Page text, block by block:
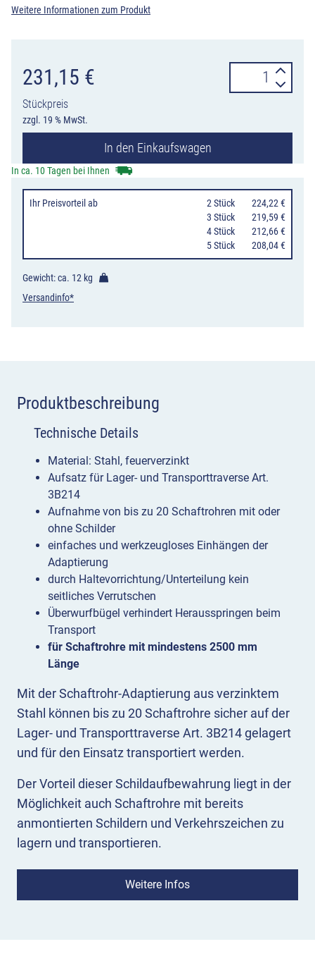
Weitere Informationen zum Produkt
231,15 €
Stückpreis
zzgl. 19 % MwSt.
Schaftrohr-
Adaptierung
bis
Schaftrohre,
Aufsatz
für
In den Einkaufswagen
In ca. 10 Tagen bei Ihnen
Ihr Preisvorteil ab 2 Stück
224,22 €
3 Stück
219,59 €
4 Stück
212,66 €
5 Stück 208,04 €
Gewicht: ca. 12 kg
Versandinfo*
Produktbeschreibung
Mit der Schaftrohr-Adaptierung aus verzinktem
Stahl können bis zu 20 Schaftrohre sicher auf der
Lager- und Transporttraverse Art. 3B214 gelagert
und für den Einsatz transportiert werden.
Der Vorteil dieser Schildaufbewahrung liegt in der
Möglichkeit auch Schaftrohre mit bereits
anmontierten Schildern und Verkehrszeichen zu
lagern und transportieren.
Eigenschaften
Sparen Sie sich das Herausspringen der
Weitere Infos
Technische Details
Material: Stahl, feuerverzinkt
Aufsatz für Lager- und Transporttraverse Art.
3B214
Aufnahme von bis zu 20 Schaftrohren mit oder
ohne Schilder
einfaches und werkzeugloses Einhängen der
Adaptierung
durch Haltevorrichtung/Unterteilung kein
seitliches Verrutschen
Überwurfbügel verhindert Herausspringen beim
Transport
für Schaftrohre mit mindestens 2500 mm
Länge